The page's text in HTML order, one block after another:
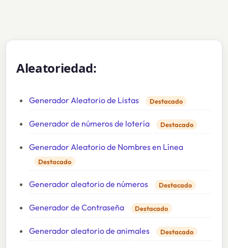
Aleatoriedad:
Generador Aleatorio de Listas Destacado
Generador de números de lotería Destacado
Generador Aleatorio de Nombres en Línea
Destacado
Generador aleatorio de números Destacado
Generador de Contraseña Destacado
Generador aleatorio de animales Destacado